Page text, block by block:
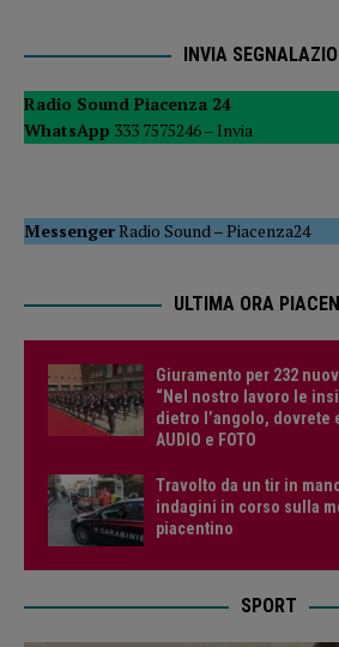
INVIA
Radio Sound Piacenza 24
WhatsApp 333 7575246 – Invia
MessengerRadio Sound–Piacenza24
ULTIMA ORA
Giuramento per 232
“Nel nostro lavoro le
dietro l’angolo, dovrete
AUDIO e FOTO
Travolto da un tir in
indagini in corso sulla
piacentino
SPORT